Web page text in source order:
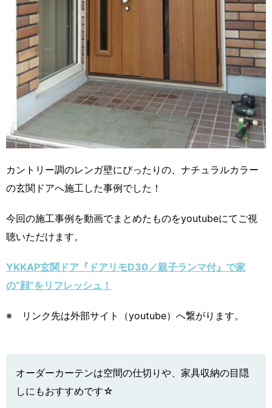
カントリー調のレンガ壁にぴったりの、ナチュラルカラー
の玄関ドアへ施工した事例でした！
今回の施工事例を動画でまとめたものをyoutubeにてご視
聴いただけます。
YKKAP玄関ドア『ドアリモD30／親子ランマ付』で家
の“顔”をリフレッシュ！
※ リンク先は外部サイト（youtube）へ繋がります。
オーダーカーテンは空間の仕切りや、家具収納の目隠
しにもおすすめです☆